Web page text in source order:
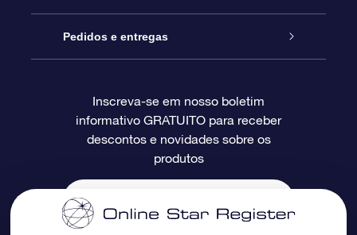
Blog
Avaliações
Pacote de presente da OSR
O cartão de presente da OSR
Presentes corporativos
Star Register
Página estelar personalizada
Um Milhão de Estrelas
OSR Starsaver
Pedidos e entregas
Informações de pagamento
Informações de envio
Política de devolução
Inscreva-se em nosso boletim
informativo GRATUITO para receber
descontos e novidades sobre os
produtos